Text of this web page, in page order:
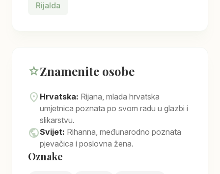
Rijalda
starZnamenite osobe
location_on Hrvatska: Rijana, mlada hrvatska
umjetnica poznata po svom radu u glazbi i
slikarstvu.
publicSvijet: Rihanna, međunarodno poznata
pjevačica i poslovna žena.
Oznake